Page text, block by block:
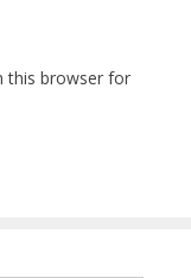
this browser for